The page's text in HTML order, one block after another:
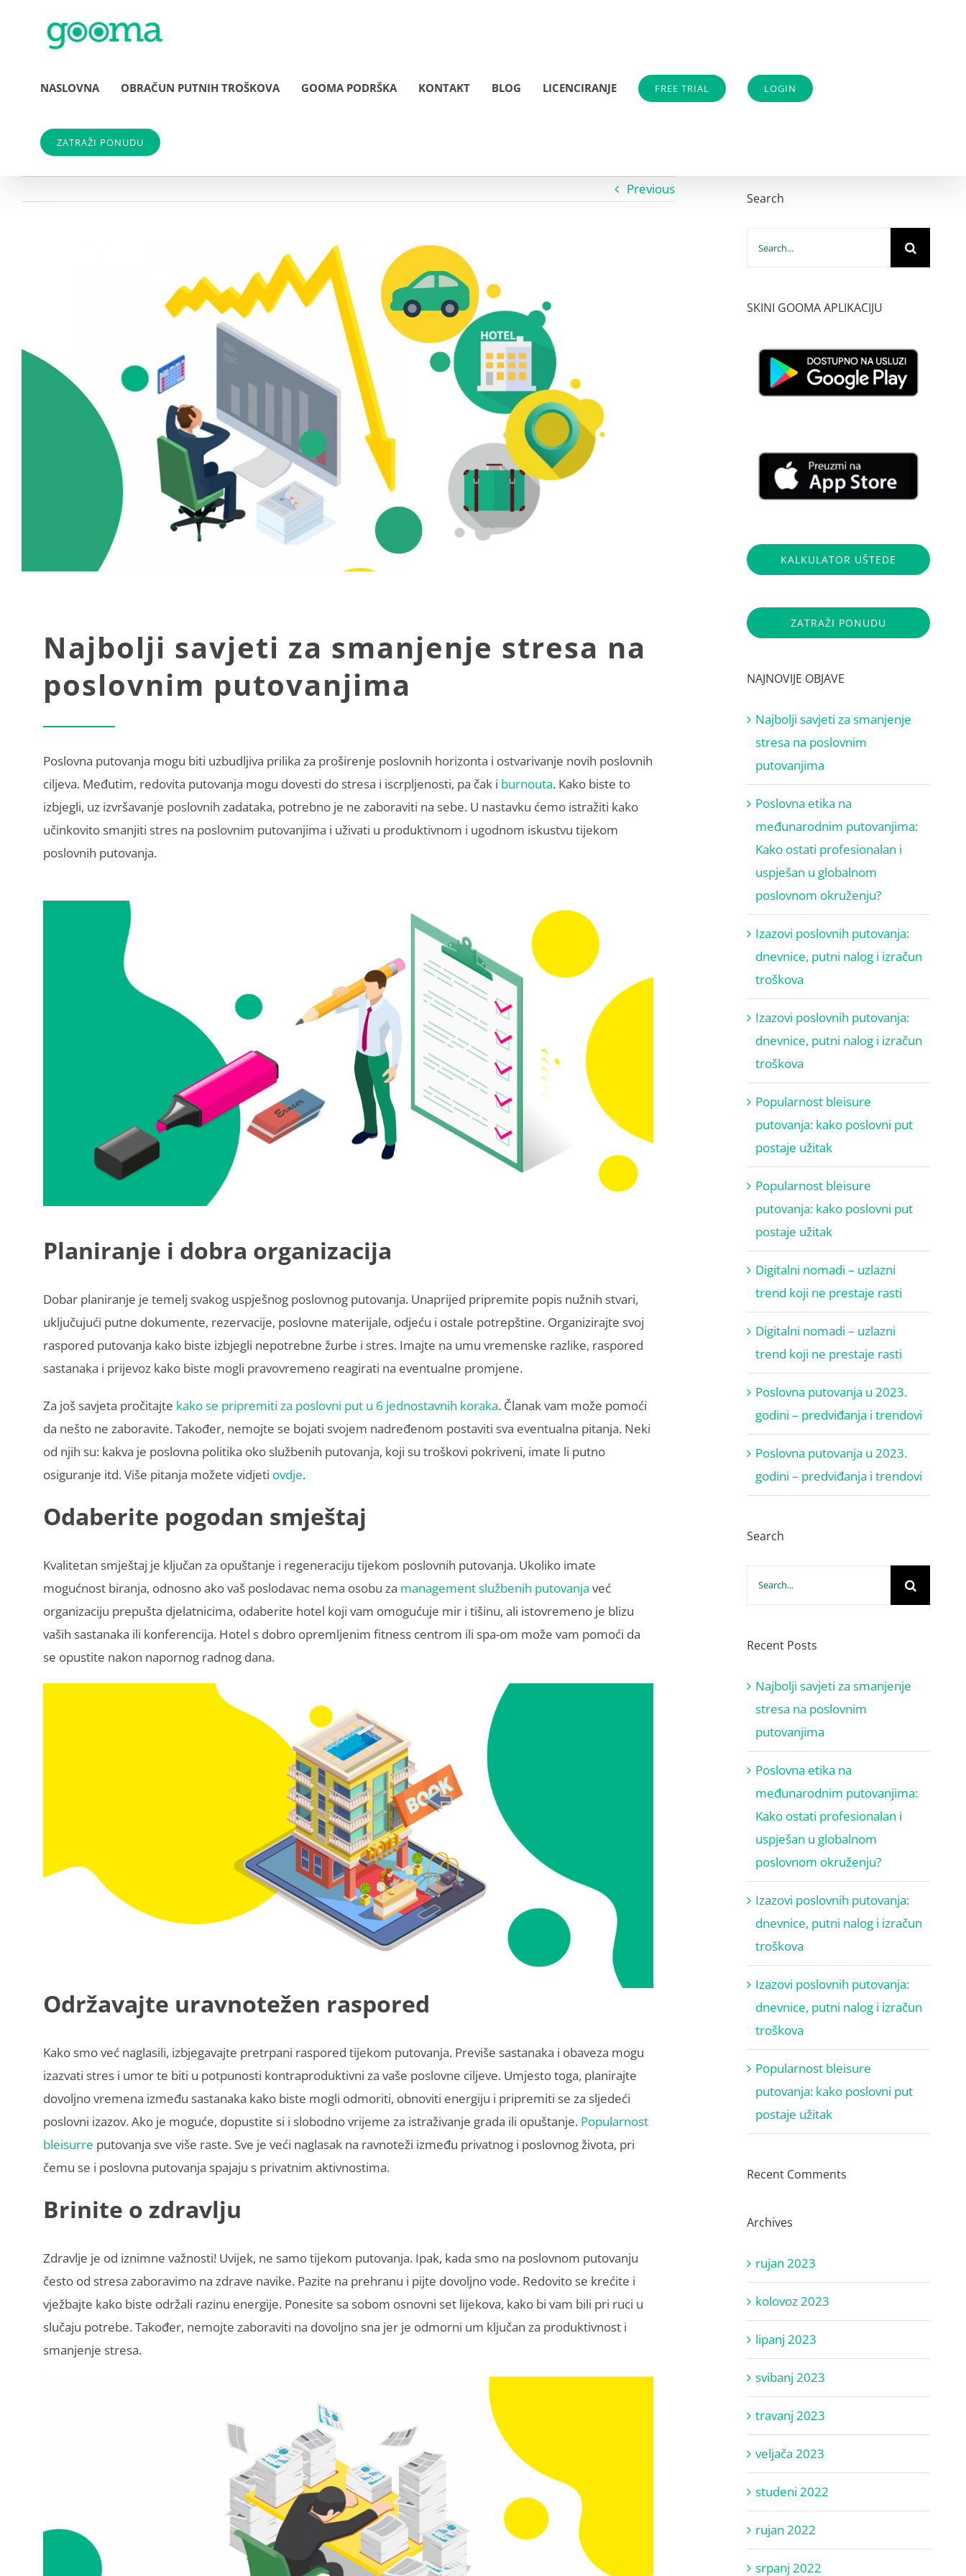
NASLOVNA OBRAČUN PUTNIH TROŠKOVA GOOMA PODRŠKA KONTAKT BLOG LICENCIRANJE FREE TRIAL LOGIN
ZATRAŽI PONUDU
Previous
Najbolji savjeti za smanjenje stresa na
poslovnim putovanjima
Poslovna putovanja mogu biti uzbudljiva prilika za proširenje poslovnih horizonta i ostvarivanje novih poslovnih
ciljeva. Međutim, redovita putovanja mogu dovesti do stresa i iscrpljenosti, pa čak i burnouta. Kako biste to
izbjegli, uz izvršavanje poslovnih zadataka, potrebno je ne zaboraviti na sebe. U nastavku ćemo istražiti kako
učinkovito smanjiti stres na poslovnim putovanjima i uživati u produktivnom i ugodnom iskustvu tijekom
poslovnih putovanja.
Planiranje i dobra organizacija
Dobar planiranje je temelj svakog uspješnog poslovnog putovanja. Unaprijed pripremite popis nužnih stvari,
uključujući putne dokumente, rezervacije, poslovne materijale, odjeću i ostale potrepštine. Organizirajte svoj
raspored putovanja kako biste izbjegli nepotrebne žurbe i stres. Imajte na umu vremenske razlike, raspored
sastanaka i prijevoz kako biste mogli pravovremeno reagirati na eventualne promjene.
Za još savjeta pročitajte kako se pripremiti za poslovni put u 6 jednostavnih koraka. Članak vam može pomoći
da nešto ne zaboravite. Također, nemojte se bojati svojem nadređenom postaviti sva eventualna pitanja. Neki
od njih su: kakva je poslovna politika oko službenih putovanja, koji su troškovi pokriveni, imate li putno
osiguranje itd. Više pitanja možete vidjeti ovdje.
Odaberite pogodan smještaj
Kvalitetan smještaj je ključan za opuštanje i regeneraciju tijekom poslovnih putovanja. Ukoliko imate
mogućnost biranja, odnosno ako vaš poslodavac nema osobu za management službenih putovanja već
organizaciju prepušta djelatnicima, odaberite hotel koji vam omogućuje mir i tišinu, ali istovremeno je blizu
vaših sastanaka ili konferencija. Hotel s dobro opremljenim fitness centrom ili spa-om može vam pomoći da
se opustite nakon napornog radnog dana.
Održavajte uravnotežen raspored
Kako smo već naglasili, izbjegavajte pretrpani raspored tijekom putovanja. Previše sastanaka i obaveza mogu
izazvati stres i umor te biti u potpunosti kontraproduktivni za vaše poslovne ciljeve. Umjesto toga, planirajte
dovoljno vremena između sastanaka kako biste mogli odmoriti, obnoviti energiju i pripremiti se za sljedeći
poslovni izazov. Ako je moguće, dopustite si i slobodno vrijeme za istraživanje grada ili opuštanje. Popularnost
bleisurre putovanja sve više raste. Sve je veći naglasak na ravnoteži između privatnog i poslovnog života, pri
čemu se i poslovna putovanja spajaju s privatnim aktivnostima.
Brinite o zdravlju
Zdravlje je od iznimne važnosti! Uvijek, ne samo tijekom putovanja. Ipak, kada smo na poslovnom putovanju
često od stresa zaboravimo na zdrave navike. Pazite na prehranu i pijte dovoljno vode. Redovito se krećite i
vježbajte kako biste održali razinu energije. Ponesite sa sobom osnovni set lijekova, kako bi vam bili pri ruci u
slučaju potrebe. Također, nemojte zaboraviti na dovoljno sna jer je odmorni um ključan za produktivnost i
smanjenje stresa.
Search
SKINI GOOMA APLIKACIJU
KALKULATOR UŠTEDE
ZATRAŽI PONUDU
NAJNOVIJE OBJAVE
Najbolji savjeti za smanjenje
stresa na poslovnim
putovanjima
Poslovna etika na
međunarodnim putovanjima:
Kako ostati profesionalan i
uspješan u globalnom
poslovnom okruženju?
Izazovi poslovnih putovanja:
dnevnice, putni nalog i izračun
troškova
Izazovi poslovnih putovanja:
dnevnice, putni nalog i izračun
troškova
Popularnost bleisure
putovanja: kako poslovni put
postaje užitak
Popularnost bleisure
putovanja: kako poslovni put
postaje užitak
Digitalni nomadi – uzlazni
trend koji ne prestaje rasti
Digitalni nomadi – uzlazni
trend koji ne prestaje rasti
Poslovna putovanja u 2023.
godini – predviđanja i trendovi
Poslovna putovanja u 2023.
godini – predviđanja i trendovi
Search
Recent Posts
Najbolji savjeti za smanjenje
stresa na poslovnim
putovanjima
Poslovna etika na
međunarodnim putovanjima:
Kako ostati profesionalan i
uspješan u globalnom
poslovnom okruženju?
Izazovi poslovnih putovanja:
dnevnice, putni nalog i izračun
troškova
Izazovi poslovnih putovanja:
dnevnice, putni nalog i izračun
troškova
Popularnost bleisure
putovanja: kako poslovni put
postaje užitak
Recent Comments
Archives
rujan 2023
kolovoz 2023
lipanj 2023
svibanj 2023
travanj 2023
veljača 2023
studeni 2022
rujan 2022
srpanj 2022